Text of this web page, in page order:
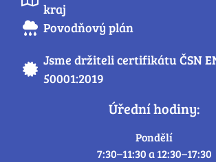
kraj
Povodňový plán
Jsme držiteli certifikátu ČSN
50001:2019
Úřední hodiny:
Pondělí
7:30–11:30 a 12:30–17:30